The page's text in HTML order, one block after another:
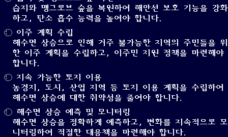
습지와 맹그로브 숲을 복원하여 해안선 보호 기능을 강화
하고, 탄소 흡수 능력을 높여야 합니다.
이주 계획 수립
해수면 상승으로 인해 거주 불가능한 지역의 주민들을 위
한 이주 계획을 수립하고, 이주민 지원 정책을 마련해야
합니다.
지속 가능한 토지 이용
농경지, 도시, 산업 지역 등 토지 이용 계획을 수립하여
해수면 상승에 대한 취약성을 줄여야 합니다.
해수면 상승 예측 및 모니터링
해수면 상승을 정확하게 예측하고, 변화를 지속적으로 모
니터링하여 적절한 대응책을 마련해야 합니다.